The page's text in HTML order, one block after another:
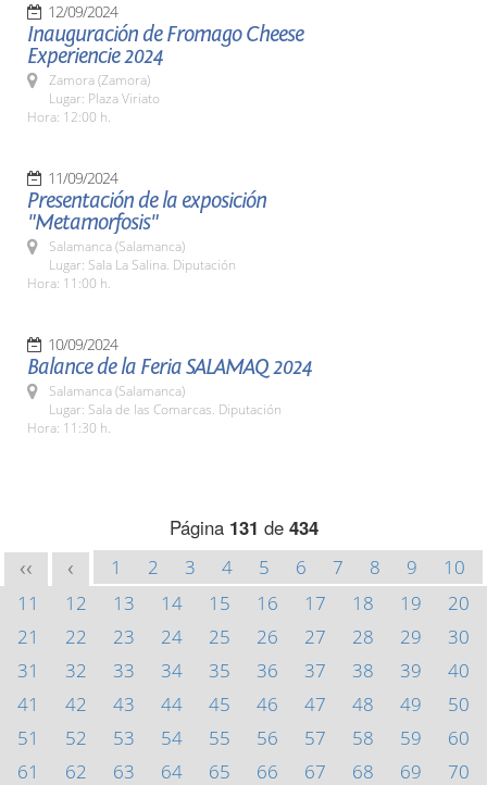
12/09/2024
Inauguración de Fromago Cheese
Experiencie 2024
Zamora (Zamora)
Lugar: Plaza Viriato
Hora: 12:00 h.
11/09/2024
Presentación de la exposición
"Metamorfosis"
Salamanca (Salamanca)
Lugar: Sala La Salina. Diputación
Hora: 11:00 h.
10/09/2024
Balance de la Feria SALAMAQ 2024
Salamanca (Salamanca)
Lugar: Sala de las Comarcas. Diputación
Hora: 11:30 h.
Página 131 de 434
<< < 1 2 3 4 5 6 7 8 9
10
11
12 13 14 15 16 17 18 19
20
21
22 23 24 25 26 27 28 29
30
31
32 33 34 35 36 37 38 39
40
41
42 43 44 45 46 47 48 49
50
51
52 53 54 55 56 57 58 59
60
61
62 63 64 65 66 67 68 69
70